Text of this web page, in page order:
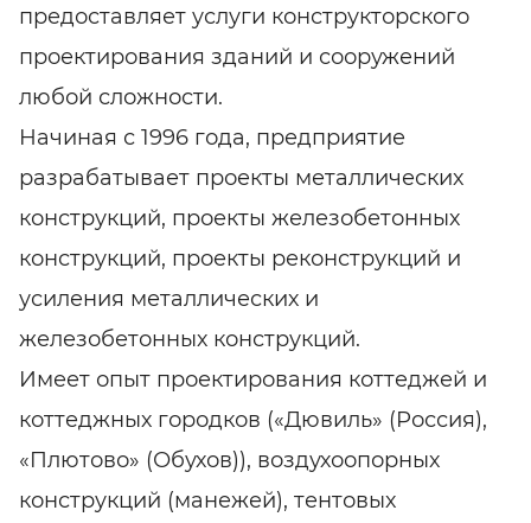
предоставляет услуги конструкторского
проектирования зданий и сооружений
любой сложности.
Начиная с 1996 года, предприятие
разрабатывает проекты металлических
конструкций, проекты железобетонных
конструкций, проекты реконструкций и
усиления металлических и
железобетонных конструкций.
Имеет опыт проектирования коттеджей и
коттеджных городков («Дювиль» (Россия),
«Плютово» (Обухов)), воздухоопорных
конструкций (манежей), тентовых